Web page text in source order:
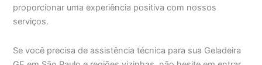
proporcionar uma experiência positiva com nossos
serviços.
Se você precisa de assistência técnica para sua Geladeira